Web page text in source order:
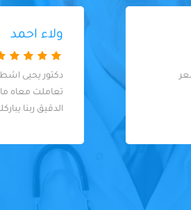
دكتور يحيى اشطررر وانضف دكتور اسنان
تعاملت معاه ماشاءالله عالنضافة والشغل